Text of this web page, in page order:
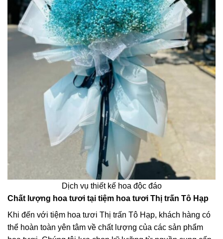
Dịch vụ thiết kế hoa độc đáo
Chất lượng hoa tươi tại tiệm hoa tươi Thị trấn Tô Hạp
Khi đến với tiệm hoa tươi Thị trấn Tô Hạp, khách hàng có
thể hoàn toàn yên tâm về chất lượng của các sản phẩm